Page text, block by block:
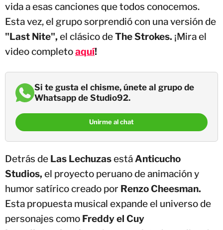
vida a esas canciones que todos conocemos.
Esta vez, el grupo sorprendió con una versión de
"Last Nite", el clásico deThe Strokes. ¡Mira el
video completoaquí!
Si te gusta el chisme, únete al grupo de
Whatsapp de Studio92.
Unirme al chat
Detrás de Las LechuzasestáAnticucho
Studios, el proyecto peruano de animación y
humor satírico creado por Renzo Cheesman.
Esta propuesta musical expande el universo de
personajes como Freddy el Cuy